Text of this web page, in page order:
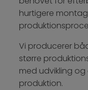
hurtigere
Vi producerer
større
med udvikling
produktion.